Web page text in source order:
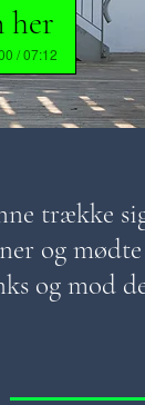
/ 07:12
trække
og
og mod